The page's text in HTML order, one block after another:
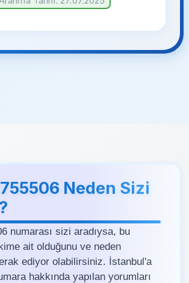
Neden Sizi
numarası sizi aradıysa, bu
ait olduğunu ve neden
ediyor olabilirsiniz. İstanbul'a
hakkında yapılan yorumları